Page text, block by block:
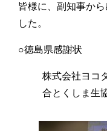
皆様に、副知事か
した。
○徳島県感謝状
株式会社ヨコ
合とくしま生